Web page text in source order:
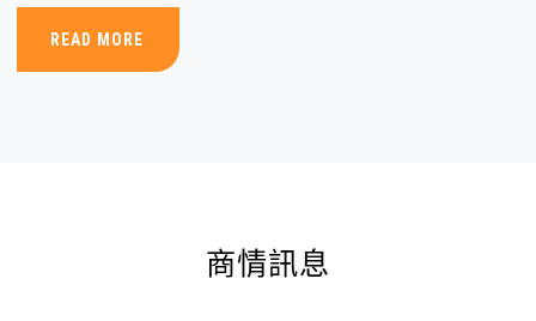
READ MORE
商情訊息